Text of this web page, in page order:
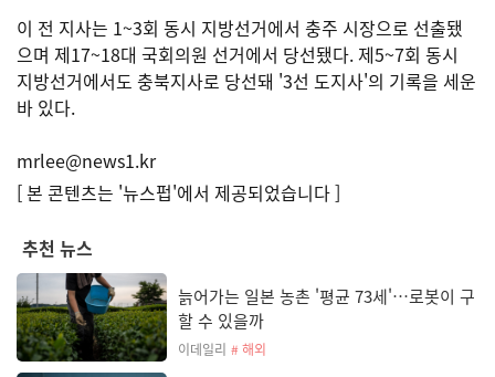
이 전 지사는 1~3회 동시 지방선거에서 충주 시장으로 선출됐
으며 제17~18대 국회의원 선거에서 당선됐다. 제5~7회 동시
지방선거에서도 충북지사로 당선돼 '3선 도지사'의 기록을 세운
바 있다.
mrlee@news1.kr
[ 본 콘텐츠는 '뉴스펍'에서 제공되었습니다 ]
추천 뉴스
늙어가는 일본 농촌 '평균 73세'…로봇이 구
할 수 있을까
이데일리 # 해외